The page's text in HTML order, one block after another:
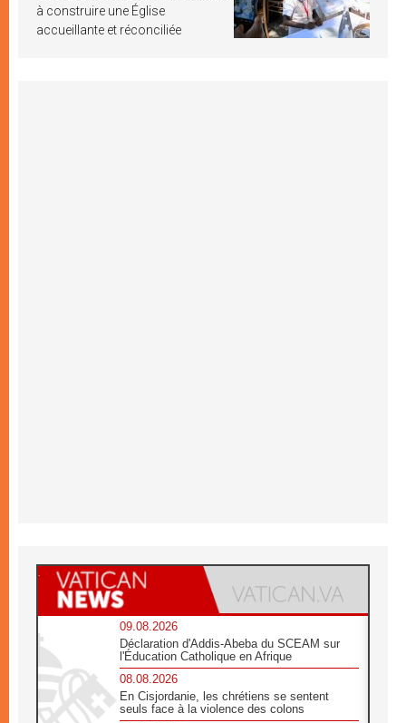
à construire une Église
accueillante et réconciliée
09.08.2026
Déclaration d'Addis-Abeba du SCEAM sur
l'Éducation Catholique en Afrique
08.08.2026
En Cisjordanie, les chrétiens se sentent
seuls face à la violence des colons